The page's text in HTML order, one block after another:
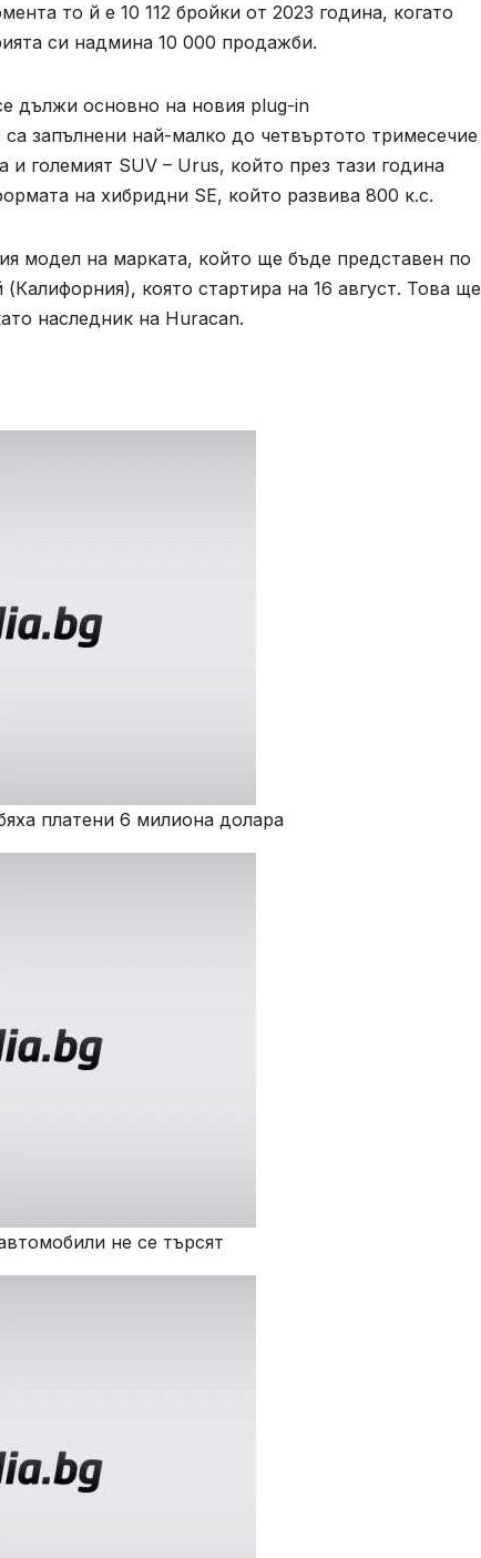
то й е 10 112 бройки от 2023 година, когато
си надмина 10 000 продажби.
дължи основно на новия plug-in
запълнени най-малко до четвъртото тримесечие
големият SUV – Urus, който през тази година
на хибридни SE, който развива 800 к.с.
модел на марката, който ще бъде представен по
която стартира на 16 август. Това ще
наследник на Huracan.
платени 6 милиона долара
не се търсят